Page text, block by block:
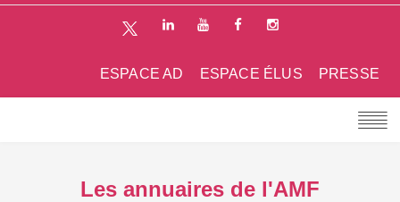
PRESSE
ESPACE ÉLUS
ESPACE AD
Les annuaires de l'AMF